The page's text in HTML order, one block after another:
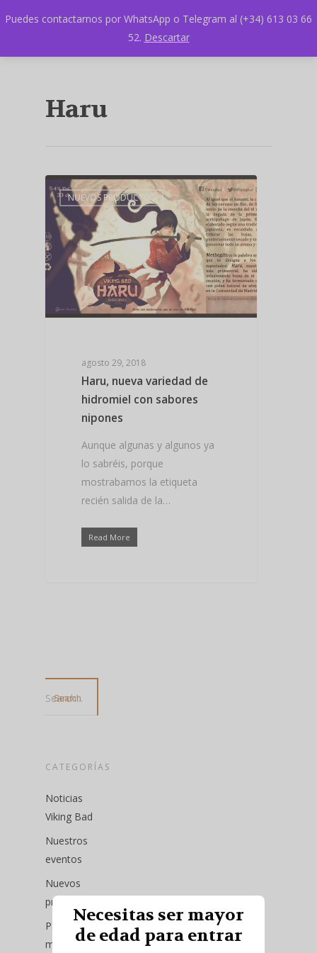
Haru
NUEVOS PRODUCTOS
agosto 29, 2018
Haru, nueva variedad de
hidromiel con sabores
nipones
Aunque algunas y algunos ya
lo sabréis, porque
mostrabamos la etiqueta
recién salida de la…
Read More
Search...
CATEGORÍAS
Noticias
Viking Bad
Nuestros
eventos
Nuevos
productos
Pack del
mes
Necesitas ser mayor
de edad para entrar
Puedes contactarnos por WhatsApp o Telegram al (+34) 613 03 66
52. Descartar